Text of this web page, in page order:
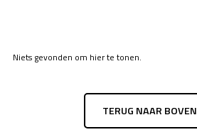
Niets gevonden om hier te tonen.
TERUG NAAR BOVEN